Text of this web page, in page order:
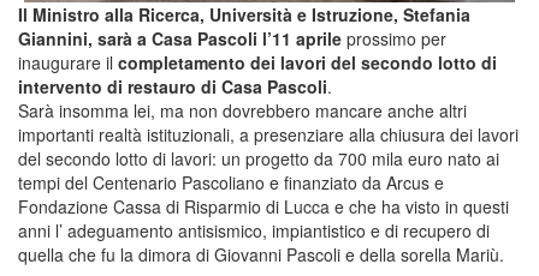
Il Ministro alla Ricerca, Università e Istruzione, Stefania
Giannini, sarà a Casa Pascoli l’11 aprile prossimo per
inaugurare il completamento dei lavori del secondo lotto di
intervento di restauro di Casa Pascoli.
Sarà insomma lei, ma non dovrebbero mancare anche altri
importanti realtà istituzionali, a presenziare alla chiusura dei lavori
del secondo lotto di lavori: un progetto da 700 mila euro nato ai
tempi del Centenario Pascoliano e finanziato da Arcus e
Fondazione Cassa di Risparmio di Lucca e che ha visto in questi
anni l’ adeguamento antisismico, impiantistico e di recupero di
quella che fu la dimora di Giovanni Pascoli e della sorella Mariù.